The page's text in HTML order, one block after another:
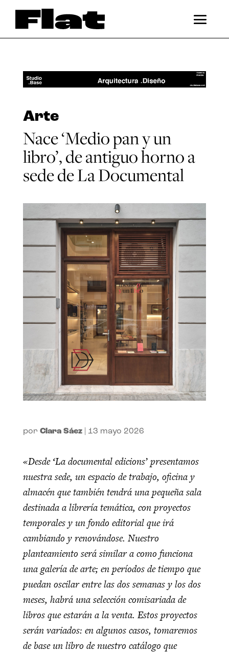
Arte
Nace ‘Medio pan y un
libro’, de antiguo horno a
sede de La Documental
por Clara Sáez| 13 mayo 2026
«Desde ‘La documental edicions’ presentamos
nuestra sede, un espacio de trabajo, oficina y
almacén que también tendrá una pequeña sala
destinada a librería temática, con proyectos
temporales y un fondo editorial que irá
cambiando y renovándose. Nuestro
planteamiento será similar a como funciona
una galería de arte; en períodos de tiempo que
puedan oscilar entre las dos semanas y los dos
meses, habrá una selección comisariada de
libros que estarán a la venta. Estos proyectos
serán variados: en algunos casos, tomaremos
de base un libro de nuestro catálogo que